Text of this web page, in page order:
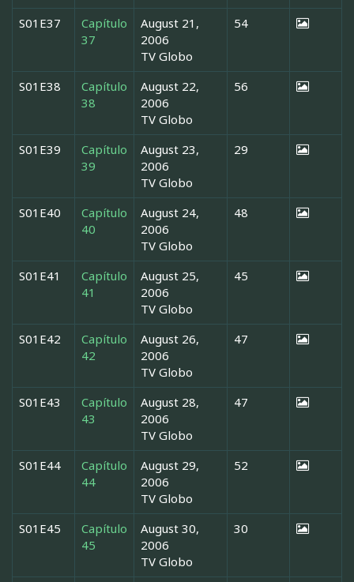
S01E37
Capítulo
37
August 21,
2006
TV Globo
54
S01E38
Capítulo
38
August 22,
2006
TV Globo
56
S01E39
Capítulo
39
August 23,
2006
TV Globo
29
S01E40
Capítulo
40
August 24,
2006
TV Globo
48
S01E41
Capítulo
41
August 25,
2006
TV Globo
45
S01E42
Capítulo
42
August 26,
2006
TV Globo
47
S01E43
Capítulo
43
August 28,
2006
TV Globo
47
S01E44
Capítulo
44
August 29,
2006
TV Globo
52
S01E45
Capítulo
45
August 30,
2006
TV Globo
30